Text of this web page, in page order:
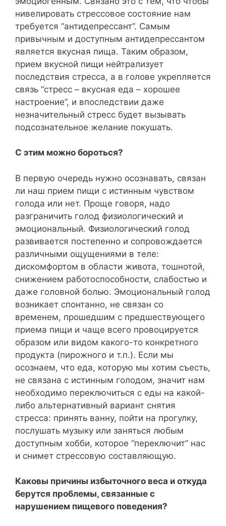
нивелировать стрессовое состояние нам
требуется “антидепрессант”. Самым
привычным и доступным антидепрессантом
является вкусная пища. Таким образом,
прием вкусной пищи нейтрализует
последствия стресса, а в голове укрепляется
связь “стресс – вкусная еда – хорошее
настроение”, и впоследствии даже
незначительный стресс будет вызывать
подсознательное желание покушать.
С этим можно бороться?
В первую очередь нужно осознавать, связан
ли наш прием пищи с истинным чувством
голода или нет. Проще говоря, надо
разграничить голод физиологический и
эмоциональный. Физиологический голод
развивается постепенно и сопровождается
различными ощущениями в теле:
дискомфортом в области живота, тошнотой,
снижением работоспособности, слабостью и
даже головной болью. Эмоциональный голод
возникает спонтанно, не связан со
временем, прошедшим с предшествующего
приема пищи и чаще всего провоцируется
образом или видом какого-то конкретного
продукта (пирожного и т.п.). Если мы
осознаем, что еда, которую мы хотим съесть,
не связана с истинным голодом, значит нам
необходимо переключиться с еды на какой-
либо альтернативный вариант снятия
стресса: принять ванну, пойти на прогулку,
послушать музыку или заняться любым
доступным хобби, которое “переключит” нас
и снимет стрессовую составляющую.
Каковы причины избыточного веса и откуда
берутся проблемы, связанные с
нарушением пищевого поведения?